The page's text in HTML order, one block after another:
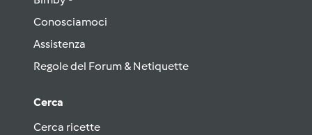
Conosciamoci
Assistenza
Regole del Forum & Netiquette
Cerca
Cerca ricette